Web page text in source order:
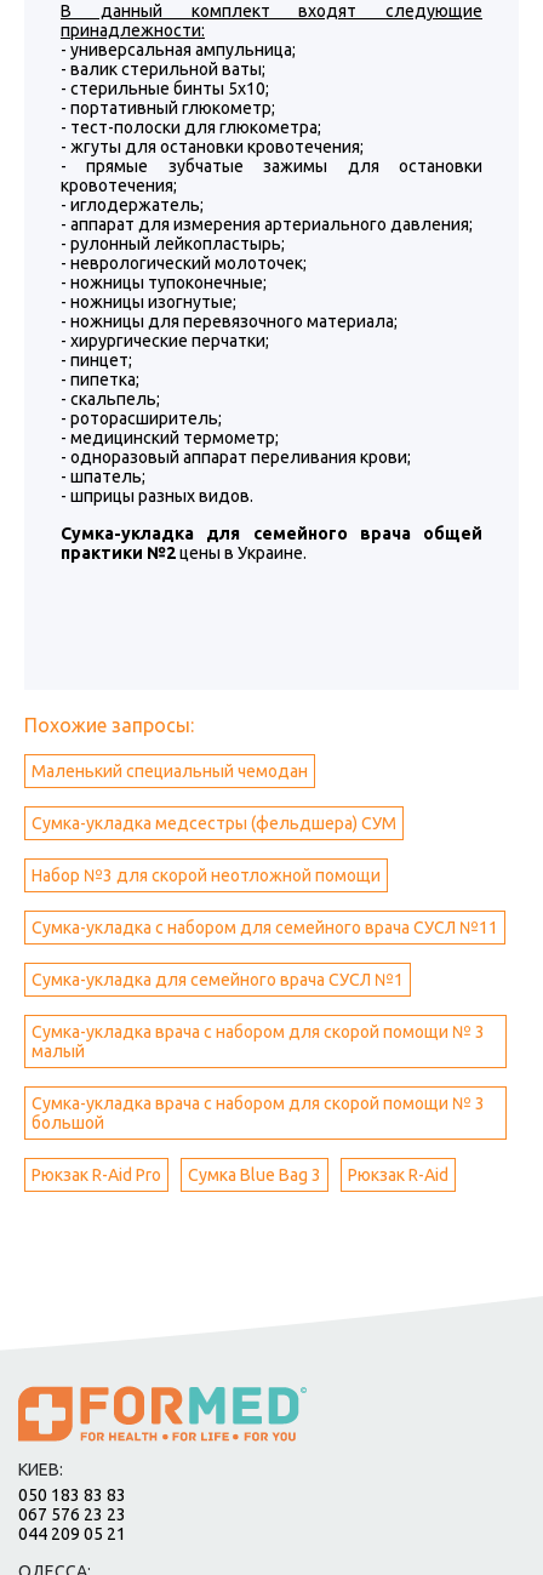
В данный комплект входят следующие
принадлежности:
- универсальная ампульница;
- валик стерильной ваты;
- стерильные бинты 5х10;
- портативный глюкометр;
- тест-полоски для глюкометра;
- жгуты для остановки кровотечения;
- прямые зубчатые зажимы для остановки
кровотечения;
- иглодержатель;
- аппарат для измерения артериального давления;
- рулонный лейкопластырь;
- неврологический молоточек;
- ножницы тупоконечные;
- ножницы изогнутые;
- ножницы для перевязочного материала;
- хирургические перчатки;
- пинцет;
- пипетка;
- скальпель;
- роторасширитель;
- медицинский термометр;
- одноразовый аппарат переливания крови;
- шпатель;
- шприцы разных видов.
Сумка-укладка для семейного врача общей
практики №2цены в Украине.
Похожие запросы:
Маленький специальный чемодан
Сумка-укладка медсестры (фельдшера) СУМ
Набор №3 для скорой неотложной помощи
Сумка-укладка с набором для семейного врача СУСЛ №11
Сумка-укладка для семейного врача СУСЛ №1
Сумка-укладка врача с набором для скорой помощи № 3
малый
Сумка-укладка врача с набором для скорой помощи № 3
большой
Рюкзак R-Aid Pro Сумка Blue Bag 3 Рюкзак R-Aid
КИЕВ:
050 183 83 83
067 576 23 23
044 209 05 21